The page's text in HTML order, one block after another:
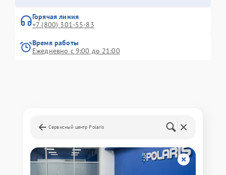
Горячая линия
+7 (800) 301-55-83
Время работы
Ежедневно с 9:00 до 21:00
Сервисный центр Polaris